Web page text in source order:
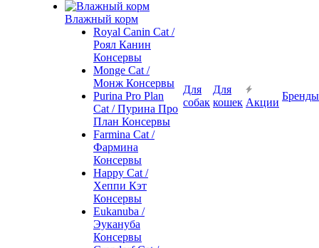
Влажный корм
Royal Canin Cat /
Роял Канин
Консервы
Monge Cat /
Монж Консервы
Purina Pro Plan
Cat / Пурина Про
План Консервы
Farmina Cat /
Фармина
Консервы
Happy Cat /
Хеппи Кэт
Консервы
Eukanuba /
Эукануба
Консервы
Для
собак
Для
кошек Акции
Бренды